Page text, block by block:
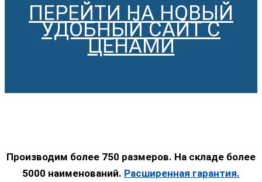
ПЕРЕЙТИ НА НОВЫЙ
УДОБНЫЙ САЙТ С
ЦЕНАМИ
Производим более 750 размеров. На складе более
5000 наименований. Расширенная гарантия.